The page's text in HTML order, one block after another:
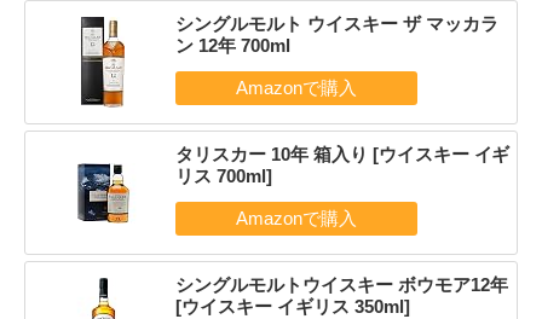
シングルモルト ウイスキー ザ マッカラ
ン 12年 700ml
タリスカー 10年 箱入り [ウイスキー イギ
リス 700ml]
シングルモルトウイスキー ボウモア12年
[ウイスキー イギリス 350ml]